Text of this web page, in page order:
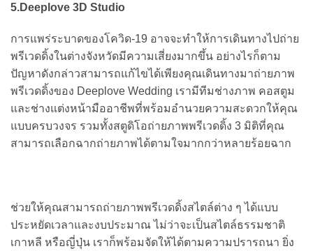
5.Deeplove 3D Studio
การแพร่ระบาดของโควิด-19 อาจจะทำให้การเดินทางไปถ่าย
พรีเวดดิ้งในต่างจังหวัดมีความเสี่ยงมากขึ้น อย่างไรก็ตาม
ปัญหาดังกล่าวสามารถแก้ไขได้เพียงคุณเดินทางมาถ่ายภาพ
พรีเวดดิ้งของ Deeplove Wedding เรามีทีมช่างภาพ คอสตูม
และช่างแต่งหน้ามืออาชีพที่พร้อมอำนวยความสะดวกให้คุณ
แบบครบวงจร รวมทั้งสตูดิโอถ่ายภาพพรีเวดดิ้ง 3 มิติที่คุณ
สามารถเลือกฉากถ่ายภาพได้ตามใจมากกว่าหลายร้อยฉาก
ช่วยให้คุณสามารถถ่ายภาพพรีเวดดิ้งสไตล์ต่าง ๆ ได้แบบ
ประหยัดเวลาและงบประมาณ ไม่ว่าจะเป็นสไตล์ธรรมชาติ
เกาหลี หรือญี่ปุ่น เราก็พร้อมจัดให้ได้ตามความปรารถนา ยิ่ง